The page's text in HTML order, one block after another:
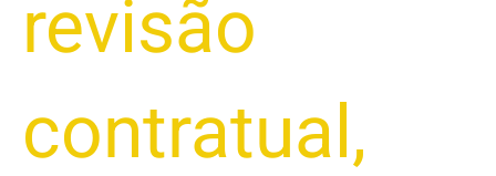
revisão
contratual ,